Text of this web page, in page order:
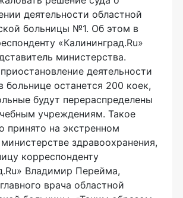
деятельности областной
больницы №1. Об этом в
«Калининград.Ru»
министерства.
деятельности
больнице останется 200 коек,
будут перераспределены
учреждениям. Такое
принято на экстренном
здравоохранения,
корреспонденту
Владимир Перейма,
врача областной